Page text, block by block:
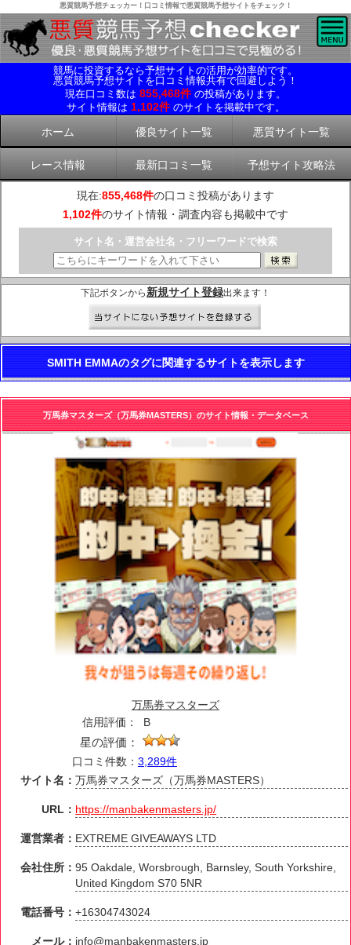
悪質競馬予想チェッカー！口コミ情報で悪質競馬予想サイトをチェック！
競馬に投資するなら予想サイトの活用が効率的です。
悪質競馬予想サイトを口コミ情報共有で回避しよう！
現在口コミ数は 855,468件 の投稿があります。
サイト情報は 1,102件 のサイトを掲載中です。
ホーム 優良サイト一覧 悪質サイト一覧
レース情報 最新口コミ一覧 予想サイト攻略法
現在:855,468件の口コミ投稿があります
1,102件のサイト情報・調査内容も掲載中です
サイト名・運営会社名・フリーワードで検索
下記ボタンから 新規サイト登録出来ます！
SMITH EMMAのタグに関連するサイトを表示します
万馬券マスターズ（万馬券MASTERS）のサイト情報・データベース
万馬券マスターズ
信用評価：
B
星の評価：
口コミ件数： 3,289件
サイト名：万馬券マスターズ（万馬券MASTERS）
URL： https://manbakenmasters.jp/
運営業者： EXTREME GIVEAWAYS LTD
会社住所：95 Oakdale, Worsbrough, Barnsley, South Yorkshire,
United Kingdom S70 5NR
電話番号：+16304743024
メール： info@manbakenmasters.jp